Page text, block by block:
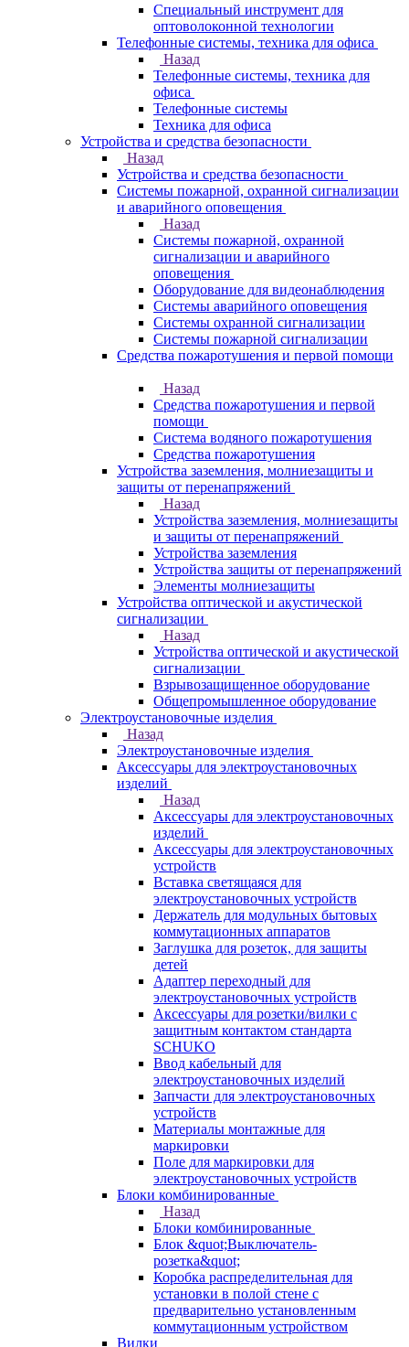
Специальный инструмент для
оптоволоконной технологии
Телефонные системы, техника для офиса
Назад
Телефонные системы, техника для
офиса
Телефонные системы
Техника для офиса
Устройства и средства безопасности
Назад
Устройства и средства безопасности
Системы пожарной, охранной сигнализации
и аварийного оповещения
Назад
Системы пожарной, охранной
сигнализации и аварийного
оповещения
Оборудование для видеонаблюдения
Системы аварийного оповещения
Системы охранной сигнализации
Системы пожарной сигнализации
Средства пожаротушения и первой помощи
Назад
Средства пожаротушения и первой
помощи
Система водяного пожаротушения
Средства пожаротушения
Устройства заземления, молниезащиты и
защиты от перенапряжений
Назад
Устройства заземления, молниезащиты
и защиты от перенапряжений
Устройства заземления
Устройства защиты от перенапряжений
Элементы молниезащиты
Устройства оптической и акустической
сигнализации
Назад
Устройства оптической и акустической
сигнализации
Взрывозащищенное оборудование
Общепромышленное оборудование
Электроустановочные изделия
Назад
Электроустановочные изделия
Аксессуары для электроустановочных
изделий
Назад
Аксессуары для электроустановочных
изделий
Аксессуары для электроустановочных
устройств
Вставка светящаяся для
электроустановочных устройств
Держатель для модульных бытовых
коммутационных аппаратов
Заглушка для розеток, для защиты
детей
Адаптер переходный для
электроустановочных устройств
Аксессуары для розетки/вилки с
защитным контактом стандарта
SCHUKO
Ввод кабельный для
электроустановочных изделий
Запчасти для электроустановочных
устройств
Материалы монтажные для
маркировки
Поле для маркировки для
электроустановочных устройств
Блоки комбинированные
Назад
Блоки комбинированные
Блок &quot;Выключатель-
розетка&quot;
Коробка распределительная для
установки в полой стене с
предварительно установленным
коммутационным устройством
Вилки